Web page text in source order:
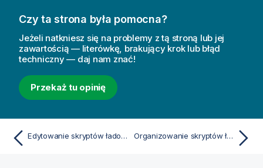
Czy ta strona była pomocna?
Jeżeli natkniesz się na problemy z tą stroną lub jej
zawartością — literówkę, brakujący krok lub błąd
techniczny — daj nam znać!
Przekaż tu opinię
Edytowanie skryptów ładowania Organizowanie skryptów ładowania